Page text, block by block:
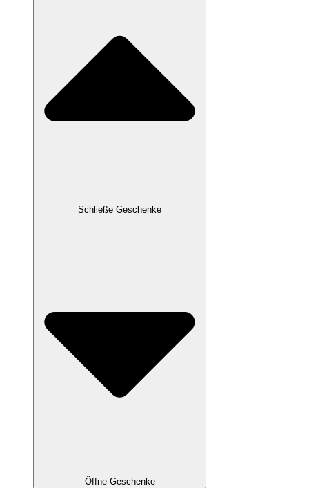
Schließe Geschenke
Öffne Geschenke